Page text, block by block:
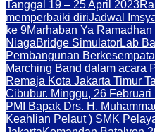
Tanggal 19 – 25 April 2023
memperbaiki diriJadwal
ke 9Marhaban Ya Ramadhan
NiagaBridge SimulatorLab
Pembangunan
Marching Band dalam acara
Remaja Kota Jakarta Timur
Cibubur. Minggu, 26
PMI Bapak Drs. H.
Keahlian Pelaut ) SMK